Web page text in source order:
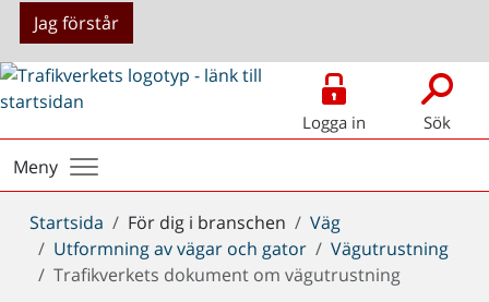
Jag förstår
Logga in Sök
Meny
Du
är
här:
Startsida För dig i branschen
Väg
Utformning av vägar och gator
Vägutrustning
Trafikverkets dokument om vägutrustning